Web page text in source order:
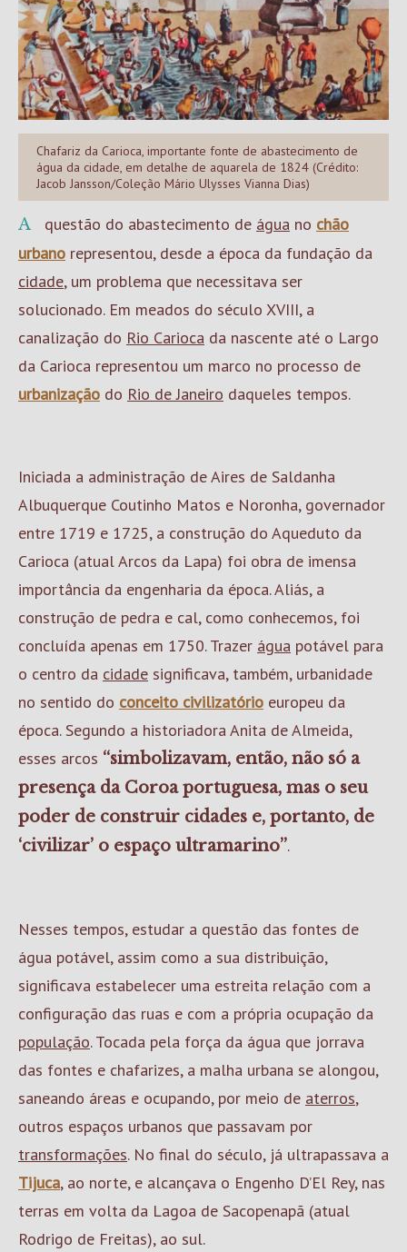
Chafariz da Carioca, importante fonte de abastecimento de
água da cidade, em detalhe de aquarela de 1824 (Crédito:
Jacob Jansson/Coleção Mário Ulysses Vianna Dias)
A questão do abastecimento de água no chão
urbano representou, desde a época da fundação da
cidade, um problema que necessitava ser
solucionado. Em meados do século XVIII, a
canalização do Rio Carioca da nascente até o Largo
da Carioca representou um marco no processo de
urbanização do Rio de Janeiro daqueles tempos.
Iniciada a administração de Aires de Saldanha
Albuquerque Coutinho Matos e Noronha, governador
entre 1719 e 1725, a construção do Aqueduto da
Carioca (atual Arcos da Lapa) foi obra de imensa
importância da engenharia da época. Aliás, a
construção de pedra e cal, como conhecemos, foi
concluída apenas em 1750. Trazer água potável para
o centro da cidade significava, também, urbanidade
no sentido do conceito civilizatório europeu da
época. Segundo a historiadora Anita de Almeida,
esses arcos “simbolizavam, então, não só a
presença da Coroa portuguesa, mas o seu
poder de construir cidades e, portanto, de
‘civilizar’ o espaço ultramarino”.
Nesses tempos, estudar a questão das fontes de
água potável, assim como a sua distribuição,
significava estabelecer uma estreita relação com a
configuração das ruas e com a própria ocupação da
população. Tocada pela força da água que jorrava
das fontes e chafarizes, a malha urbana se alongou,
saneando áreas e ocupando, por meio de aterros,
outros espaços urbanos que passavam por
transformações. No final do século, já ultrapassava a
Tijuca, ao norte, e alcançava o Engenho D’El Rey, nas
terras em volta da Lagoa de Sacopenapã (atual
Rodrigo de Freitas), ao sul.